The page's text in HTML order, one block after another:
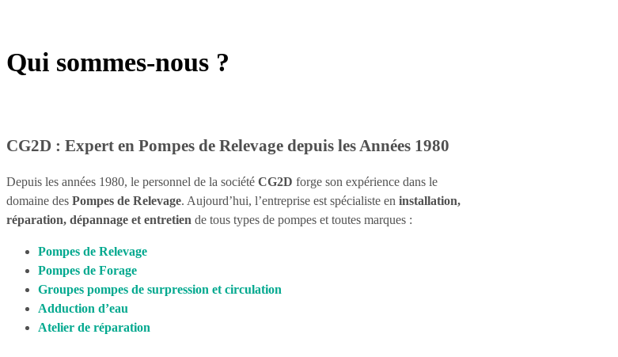
Qui sommes-nous ?
CG2D : Expert en Pompes de Relevage depuis les Années 1980
Depuis les années 1980, le personnel de la société CG2D forge son expérience dans le
domaine des Pompes de Relevage. Aujourd’hui, l’entreprise est spécialiste en installation,
réparation, dépannage et entretien de tous types de pompes et toutes marques :
Pompes de Relevage
Pompes de Forage
Groupes pompes de surpression et circulation
Adduction d’eau
Atelier de réparation